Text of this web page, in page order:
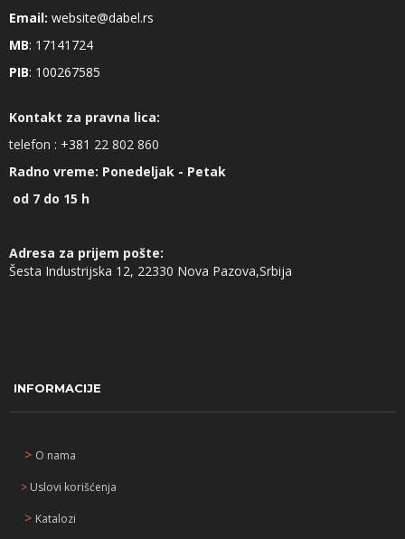
Email: website@dabel.rs
MB: 17141724
PIB: 100267585
Kontakt za pravna lica:
telefon : +381 22 802 860
Radno vreme: Ponedeljak - Petak
od 7 do 15 h
Adresa za prijem pošte:
Šesta Industrijska 12, 22330 Nova Pazova,Srbija
INFORMACIJE
> O nama
> Uslovi korišćenja
> Katalozi